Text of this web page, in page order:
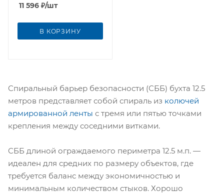
11 596 ₽/шт
В КОРЗИНУ
Спиральный барьер безопасности (СББ) бухта 12.5
метров представляет собой спираль из колючей
армированной ленты с тремя или пятью точками
крепления между соседними витками.
СББ длиной ограждаемого периметра 12.5 м.п. —
идеален для средних по размеру объектов, где
требуется баланс между экономичностью и
минимальным количеством стыков. Хорошо